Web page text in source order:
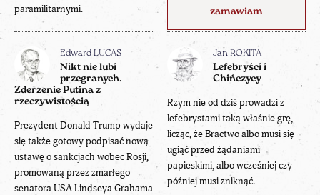
zamawiam
paramilitarnymi.
Edward LUCAS
Nikt nie lubi
przegranych.
Zderzenie Putina z
rzeczywistością
Prezydent Donald Trump wydaje
się także gotowy podpisać nową
ustawę o sankcjach wobec Rosji,
promowaną przez zmarłego
senatora USA Lindseya Grahama
Jan ROKITA
Lefebryści i
Chińczycy
Rzym nie od dziś prowadzi z
lefebrystami taką właśnie grę,
licząc, że Bractwo albo musi się
ugiąć przed żądaniami
papieskimi, albo wcześniej czy
później musi zniknąć.